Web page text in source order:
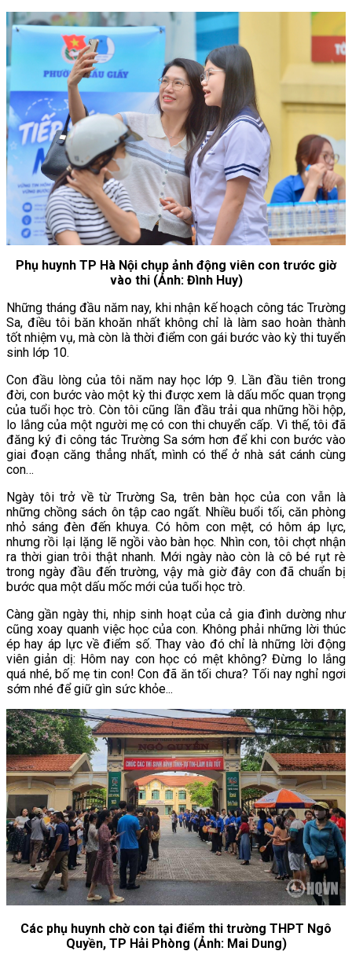
Phụ huynh TP Hà Nội chụp ảnh động viên con trước giờ
vào thi (Ảnh: Đình Huy)
Những tháng đầu năm nay, khi nhận kế hoạch công tác Trường
Sa, điều tôi băn khoăn nhất không chỉ là làm sao hoàn thành
tốt nhiệm vụ, mà còn là thời điểm con gái bước vào kỳ thi tuyển
sinh lớp 10.
Con đầu lòng của tôi năm nay học lớp 9. Lần đầu tiên trong
đời, con bước vào một kỳ thi được xem là dấu mốc quan trọng
của tuổi học trò. Còn tôi cũng lần đầu trải qua những hồi hộp,
lo lắng của một người mẹ có con thi chuyển cấp. Vì thế, tôi đã
đăng ký đi công tác Trường Sa sớm hơn để khi con bước vào
giai đoạn căng thẳng nhất, mình có thể ở nhà sát cánh cùng
con…
Ngày tôi trở về từ Trường Sa, trên bàn học của con vẫn là
những chồng sách ôn tập cao ngất. Nhiều buổi tối, căn phòng
nhỏ sáng đèn đến khuya. Có hôm con mệt, có hôm áp lực,
nhưng rồi lại lặng lẽ ngồi vào bàn học. Nhìn con, tôi chợt nhận
ra thời gian trôi thật nhanh. Mới ngày nào còn là cô bé rụt rè
trong ngày đầu đến trường, vậy mà giờ đây con đã chuẩn bị
bước qua một dấu mốc mới của tuổi học trò.
Càng gần ngày thi, nhịp sinh hoạt của cả gia đình dường như
cũng xoay quanh việc học của con. Không phải những lời thúc
ép hay áp lực về điểm số. Thay vào đó chỉ là những lời động
viên giản dị: Hôm nay con học có mệt không? Đừng lo lắng
quá nhé, bố mẹ tin con! Con đã ăn tối chưa? Tối nay nghỉ ngơi
sớm nhé để giữ gìn sức khỏe...
Các phụ huynh chờ con tại điểm thi trường THPT Ngô
Quyền, TP Hải Phòng (Ảnh: Mai Dung)